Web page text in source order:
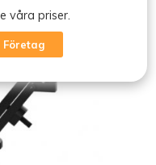
våra priser.
Företag